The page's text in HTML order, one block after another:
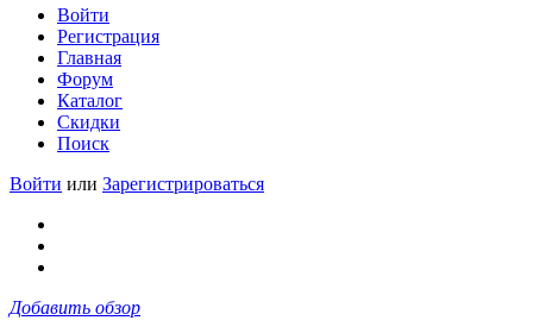
Войти
Регистрация
Главная
Форум
Каталог
Скидки
Поиск
Войти или Зарегистрироваться
Добавить обзор